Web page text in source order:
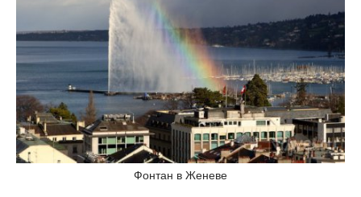
Фонтан в Женеве